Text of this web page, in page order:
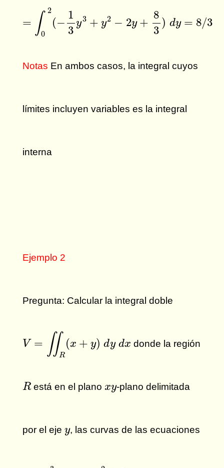
= ∫
2
0
(−
1
3
y3 + y2 − 2y +
8
3
) dy = 8/3
2(− y
Notas En ambos casos, la integral cuyos
límites incluyen variables es la integral
interna
Ejemplo 2
Pregunta: Calcular la integral doble
V = ∬R
(x + y) dy dx
R(x
donde la región
R
Restá en el plano xy
xy-plano delimitada
por el eje y
y, las curvas de las ecuaciones